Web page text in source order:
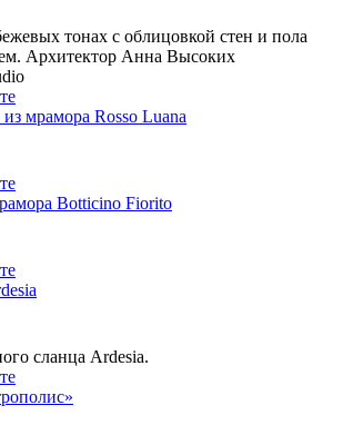
тонах с облицовкой стен и пола
Архитектор Анна Высоких
мрамора Rosso Luana
Botticino Fiorito
сланца Ardesia.